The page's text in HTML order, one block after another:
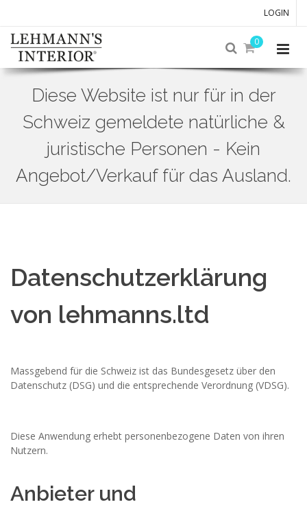
LOGIN
0
Diese Website ist nur für in der
Schweiz gemeldete natürliche &
juristische Personen - Kein
Angebot/Verkauf für das Ausland.
Datenschutzerklärung
von lehmanns.ltd
Massgebend für die Schweiz ist das Bundesgesetz über den
Datenschutz (DSG) und die entsprechende Verordnung (VDSG).
Diese Anwendung erhebt personenbezogene Daten von ihren
Nutzern.
Anbieter und